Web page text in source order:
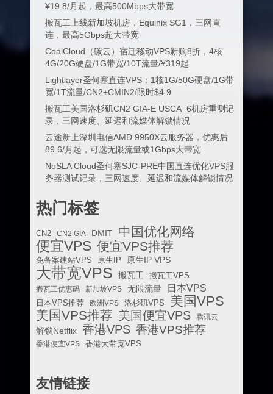
¥19.8/月起，最高500Mbps大带宽
搬瓦工上线新加坡机房，Equinix SG1，三网直
连，最高5Gbps超大带宽
CoalCloud（碳云）宿迁移动VPS新购8折，4核
4G/20G硬盘/1G带宽/10T流量/¥319起
Lightlayer圣何塞直连VPS：1核1G/50G硬盘/1G带
宽/1T流量/CN2+CMIN2/限时$4.9
搬瓦工美国洛杉矶CN2 GIA-E USCA_6机房重测记
录，三网速度、延迟和流媒体解锁情况
云途新上深圳电信AMD 9950X云服务器，优惠后
89.6/月起，可选无限流量或1Gbps大带宽
NoSLA Cloud圣何塞SJC-PRE中国直连优化VPS服
务器测试记录，三网速度、延迟和流媒体解锁情况
热门标签
CN2 CN2 GIA DMIT 中国优化网络
便宜VPS 便宜VPS推荐
免备案建站VPS 原生IP 原生IP VPS
大带宽VPS 搬瓦工
搬瓦工VPS
搬瓦工优惠码
新加坡VPS 无限流量 日本VPS
日本VPS推荐 欧洲VPS 洛杉矶VPS 美国VPS
美国VPS推荐 美国便宜VPS 腾讯云
解锁Netflix 香港VPS 香港VPS推荐
香港便宜VPS 香港大带宽VPS
友情链接